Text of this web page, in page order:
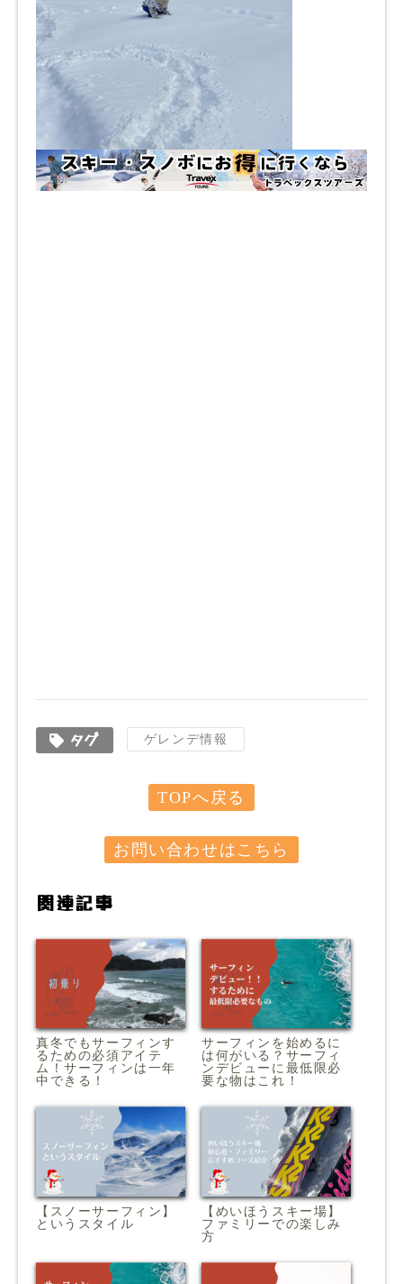
タグ ゲレンデ情報
TOPへ戻る
お問い合わせはこちら
関連記事
真冬でもサーフィンす
るための必須アイテ
ム！サーフィンは一年
中できる！
サーフィンを始めるに
は何がいる？サーフィ
ンデビューに最低限必
要な物はこれ！
【スノーサーフィン】
というスタイル
【めいほうスキー場】
ファミリーでの楽しみ
方